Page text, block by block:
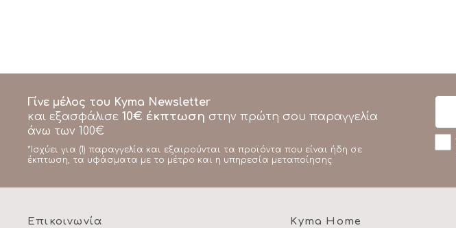
Γίνε μέλος του Kyma Newsletter
και εξασφάλισε 10€ έκπτωση στην πρώτη σου παραγγελία
άνω των 100€
*Ισχύει για (1) παραγγελία και εξαιρούνται τα προϊόντα που είναι ήδη σε
έκπτωση, τα υφάσματα με το μέτρο και η υπηρεσία μεταποίησης.
Επικοινωνία Kyma Home